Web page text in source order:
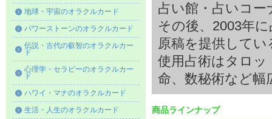
地球・宇宙のオラクルカード
パワーストーンのオラクルカード
伝説・古代の叡智のオラクルカー
ド
心理学・セラピーのオラクルカー
ド
ハワイ・マナのオラクルカード
生活・人生のオラクルカード
占い館・占いコ
その後、2003年
原稿を提供してい
使用占術はタロッ
命、数秘術など幅
商品ラインナップ